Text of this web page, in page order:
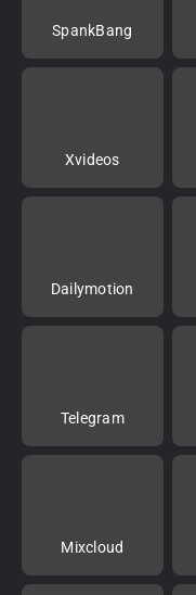
SpankBang
Xvideos
Dailymotion
Telegram
Mixcloud